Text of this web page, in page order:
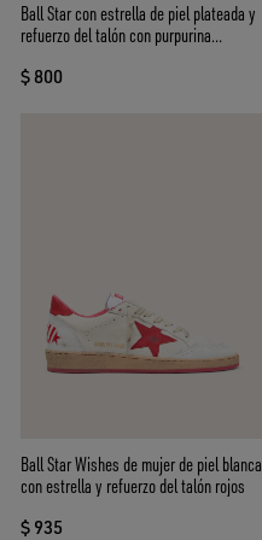
Ball Star con estrella de piel plateada y
refuerzo del talón con purpurina
$ 800
Ball Star Wishes de mujer de piel blanca
con estrella y refuerzo del talón rojos
$ 935